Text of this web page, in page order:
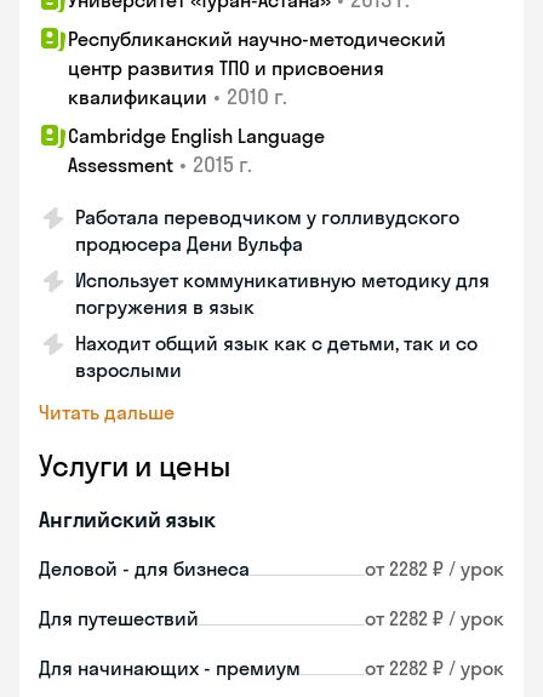
Республиканский научно-методический
центр развития ТПО и присвоения
квалификации • 2010 г.
Cambridge English Language
Assessment • 2015 г.
Работала переводчиком у голливудского
продюсера Дени Вульфа
Использует коммуникативную методику для
погружения в язык
Находит общий язык как с детьми, так и со
взрослыми
Читать дальше
Услуги и цены
Английский язык
Деловой - для бизнеса от 2282 ₽ / урок
Для путешествий от 2282 ₽ / урок
Для начинающих - премиум от 2282 ₽ / урок